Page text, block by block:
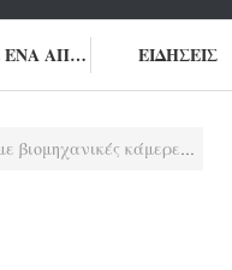
ΖΗΤΉΣΤΕ ΈΝΑ ΑΠΌΣΠΑΣΜΑ ΕΙΔΉΣΕΙΣ
κάμερες HD